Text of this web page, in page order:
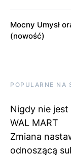
Mocny Umysł
(nowość)
POPULARNE NA
Nigdy nie jest
WAL MART
Zmiana
odnoszącą